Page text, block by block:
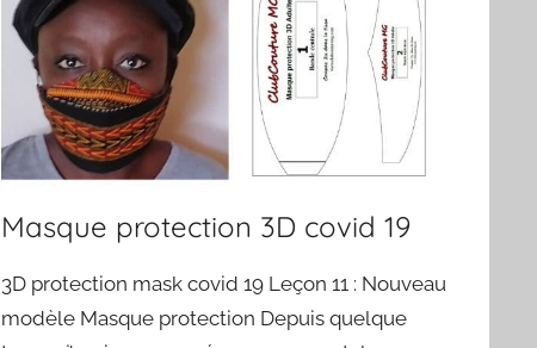
Masque protection 3D covid 19
3D protection mask covid 19 Leçon 11 : Nouveau
modèle Masque protection Depuis quelque